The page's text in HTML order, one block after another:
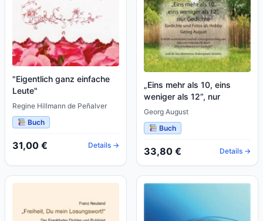
"Eigentlich ganz einfache
Leute"
Regine Hillmann de Peñalver
Buch
31,00 € Details →
„Eins mehr als 10, eins
weniger als 12“, nur
Gedichte
Georg August
Buch
33,80 € Details →